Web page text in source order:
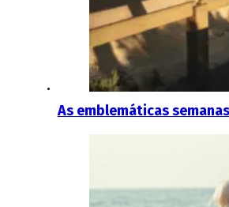
As emblemáticas